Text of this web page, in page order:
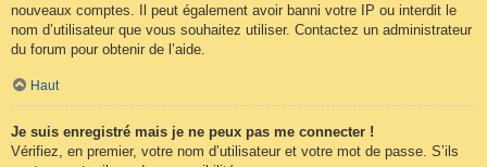
nouveaux comptes. Il peut également avoir banni votre IP ou interdit le
nom d’utilisateur que vous souhaitez utiliser. Contactez un administrateur
du forum pour obtenir de l’aide.
Haut
Je suis enregistré mais je ne peux pas me connecter !
Vérifiez, en premier, votre nom d’utilisateur et votre mot de passe. S’ils